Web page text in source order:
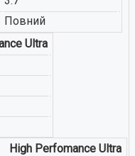
Повний
Ultra
High Perfomance Ultra